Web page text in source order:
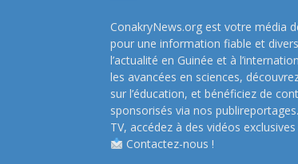
ConakryNews.org est votre média
pour une information fiable et
l’actualité en Guinée et à
les avancées en sciences,
sur l’éducation, et bénéficiez de
sponsorisés via nos
TV, accédez à des vidéos
Contactez-nous !